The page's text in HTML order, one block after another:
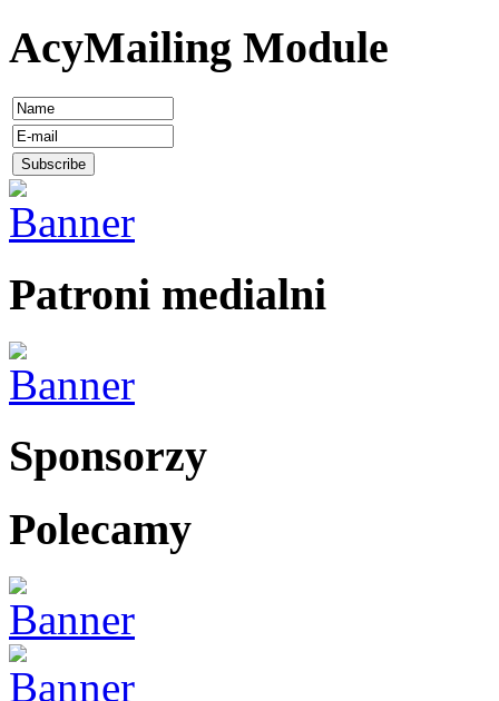
AcyMailing Module
Patroni medialni
Sponsorzy
Polecamy